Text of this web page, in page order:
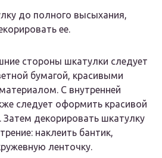
до полного высыхания,
ее.
стороны шкатулки следует
бумагой, красивыми
С внутренней
следует оформить красивой
Затем декорировать шкатулку
наклеить бантик,
ленточку.